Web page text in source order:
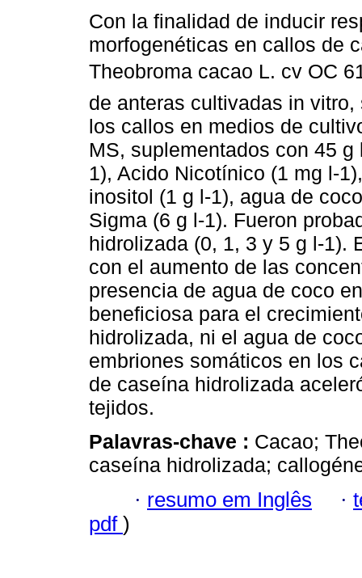
Con la finalidad de inducir
morfogenéticas en callos de
Theobroma cacao L. cv OC
de anteras cultivadas in vitro,
los callos en medios de
MS, suplementados con 45
1), Acido Nicotínico (1 mg l-
inositol (1 g l-1), agua de
Sigma (6 g l-1). Fueron
hidrolizada (0, 1, 3 y 5 g l-1).
con el aumento de las
presencia de agua de coco
beneficiosa para el
hidrolizada, ni el agua de
embriones somáticos en los
de caseína hidrolizada
tejidos.
Palavras-chave : Cacao;
caseína hidrolizada;
· resumo em Inglês ·
pdf )